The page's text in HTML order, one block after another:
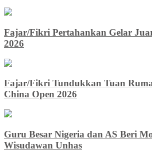
Fajar/Fikri Pertahankan Gelar
2026
Fajar/Fikri Tundukkan Tuan
China Open 2026
Guru Besar Nigeria dan AS Beri
Wisudawan Unhas